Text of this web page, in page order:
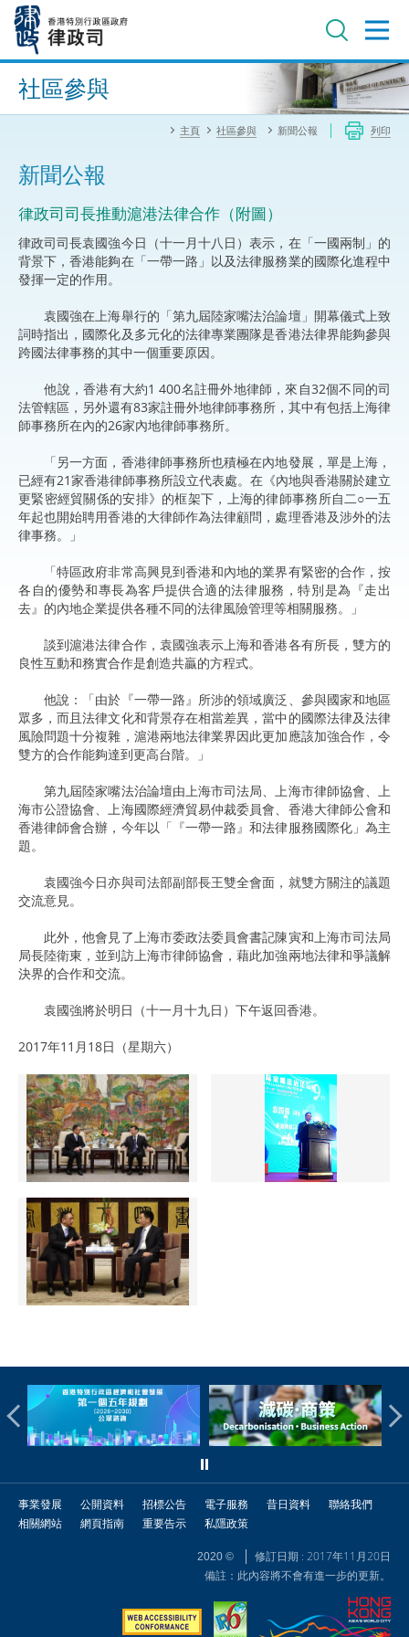
內
進階搜尋
社區參與
主頁 社區參與 新聞公報 列印
新聞公報
律政司司長推動滬港法律合作（附圖）
律政司司長袁國強今日（十一月十八日）表示，在「一國兩制」的
背景下，香港能夠在「一帶一路」以及法律服務業的國際化進程中
發揮一定的作用。
袁國強在上海舉行的「第九屆陸家嘴法治論壇」開幕儀式上致
詞時指出，國際化及多元化的法律專業團隊是香港法律界能夠參與
跨國法律事務的其中一個重要原因。
他說，香港有大約1 400名註冊外地律師，來自32個不同的司
法管轄區，另外還有83家註冊外地律師事務所，其中有包括上海律
師事務所在內的26家內地律師事務所。
「另一方面，香港律師事務所也積極在內地發展，單是上海，
已經有21家香港律師事務所設立代表處。在《內地與香港關於建立
更緊密經貿關係的安排》的框架下，上海的律師事務所自二○一五
年起也開始聘用香港的大律師作為法律顧問，處理香港及涉外的法
律事務。」
「特區政府非常高興見到香港和內地的業界有緊密的合作，按
各自的優勢和專長為客戶提供合適的法律服務，特別是為『走出
去』的內地企業提供各種不同的法律風險管理等相關服務。」
談到滬港法律合作，袁國強表示上海和香港各有所長，雙方的
良性互動和務實合作是創造共贏的方程式。
他說：「由於『一帶一路』所涉的領域廣泛、參與國家和地區
眾多，而且法律文化和背景存在相當差異，當中的國際法律及法律
風險問題十分複雜，滬港兩地法律業界因此更加應該加強合作，令
雙方的合作能夠達到更高台階。」
第九屆陸家嘴法治論壇由上海市司法局、上海市律師協會、上
海市公證協會、上海國際經濟貿易仲裁委員會、香港大律師公會和
香港律師會合辦，今年以「『一帶一路』和法律服務國際化」為主
題。
袁國強今日亦與司法部副部長王雙全會面，就雙方關注的議題
交流意見。
此外，他會見了上海市委政法委員會書記陳寅和上海市司法局
局長陸衛東，並到訪上海市律師協會，藉此加強兩地法律和爭議解
決界的合作和交流。
袁國強將於明日（十一月十九日）下午返回香港。
2017年11月18日（星期六）
事業發展 公開資料 招標公告 電子服務 昔日資料
聯絡我們
相關網站
網頁指南 重要告示 私隱政策
2020 ©
修訂日期 : 2017年11月20日
備註：此內容將不會有進一步的更新。